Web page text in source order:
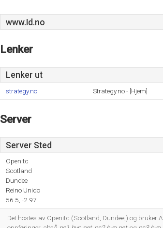
www.Id.no
Lenker
Lenker ut
strategy.no Strategy.no - [Hjem]
Server
Server Sted
Openitc
Scotland
Dundee
Reino Unido
56.5, -2.97
Det hostes av Openitc (Scotland, Dundee,) og bruker